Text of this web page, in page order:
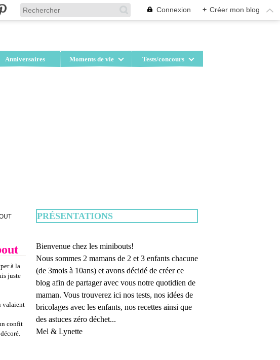
Connexion + Créer mon blog
Anniversaires Moments de vie Tests/concours
à la
juste
valaient
confit
PRÉSENTATIONS
Bienvenue chez les minibouts!
Nous sommes 2 mamans de 2 et 3 enfants chacune
(de 3mois à 10ans) et avons décidé de créer ce
blog afin de partager avec vous notre quotidien de
maman. Vous trouverez ici nos tests, nos idées de
bricolages avec les enfants, nos recettes ainsi que
des astuces zéro déchet...
Mel & Lynette